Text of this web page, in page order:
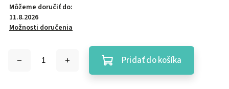
Môžeme doručiť do:
11.8.2026
Možnosti doručenia
Pridať do košíka